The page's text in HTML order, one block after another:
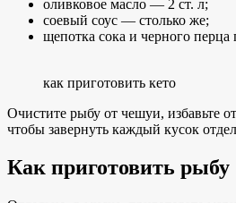
оливковое масло — 2 ст. л;
соевый соус — столько же;
щепотка сока и черного перца
как приготовить кето
Очистите рыбу от чешуи, избавьте
чтобы завернуть каждый кусок
Как приготовить рыбу